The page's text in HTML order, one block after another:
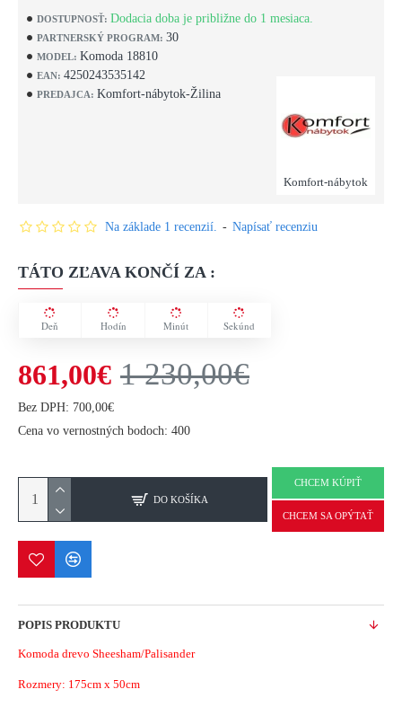
DOSTUPNOSŤ: Dodacia doba je približne do 1 mesiaca.
PARTNERSKÝ PROGRAM: 30
MODEL: Komoda 18810
EAN: 4250243535142
PREDAJCA: Komfort-nábytok-Žilina
Komfort-nábytok
Na základe 1 recenzií. - Napísať recenziu
TÁTO ZĽAVA KONČÍ ZA :
Deň Hodín Minút Sekúnd
861,00€ 1 230,00€
Bez DPH: 700,00€
Cena vo vernostných bodoch: 400
DO KOŠÍKA
CHCEM KÚPIŤ
CHCEM SA OPÝTAŤ
POPIS PRODUKTU
Komoda drevo Sheesham/Palisander
Rozmery: 175cm x 50cm